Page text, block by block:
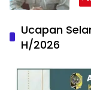
Ucapan
H/2026